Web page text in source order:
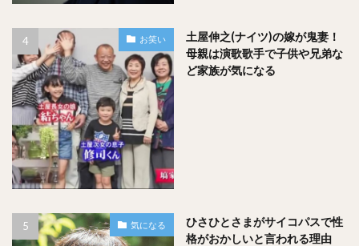
しばらくすると判定結果が表示されます！（ででん！！
お笑い
土屋伸之(ナイツ)の嫁が鬼妻！
母親は演歌歌手で子供や兄弟な
ど家族が気になる
気になる
ひさひとさまがサイコパスで性
格がおかしいと言われる理由